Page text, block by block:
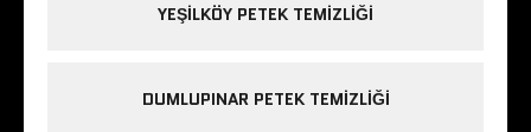
YEŞILKÖY PETEK TEMIZLIĞI
DUMLUPINAR PETEK TEMIZLIĞI